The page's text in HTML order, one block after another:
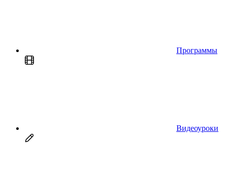
Программы
Видеоуроки